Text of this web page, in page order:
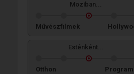
Moziban...
Művészfilmek
Esténként...
Otthon